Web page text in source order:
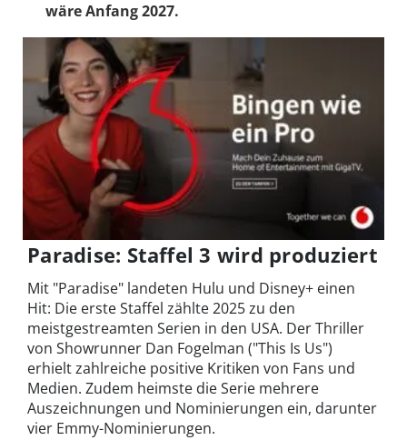
wäre Anfang 2027.
Paradise: Staffel 3 wird produziert
Mit "Paradise" landeten Hulu und Disney+ einen
Hit: Die erste Staffel zählte 2025 zu den
meistgestreamten Serien in den USA. Der Thriller
von Showrunner Dan Fogelman ("This Is Us")
erhielt zahlreiche positive Kritiken von Fans und
Medien. Zudem heimste die Serie mehrere
Auszeichnungen und Nominierungen ein, darunter
vier Emmy-Nominierungen.